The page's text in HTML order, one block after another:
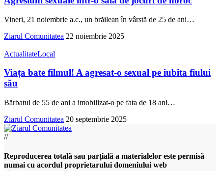
Vineri, 21 noiembrie a.c., un brăilean în vârstă de 25 de ani…
Ziarul Comunitatea 22 noiembrie 2025
ActualitateLocal
Viața bate filmul! A agresat-o sexual pe iubita fiului
său
Bărbatul de 55 de ani a imobilizat-o pe fata de 18 ani…
Ziarul Comunitatea 20 septembrie 2025
//
Reproducerea totală sau parțială a materialelor este permisă
numai cu acordul proprietarului domeniului web